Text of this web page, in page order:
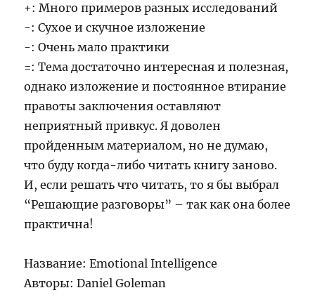
+: Много примеров разных исследований
-: Сухое и скучное изложение
-: Очень мало практики
=: Тема достаточно интересная и полезная,
однако изложение и постоянное втирание
правоты заключения оставляют
неприятный привкус. Я доволен
пройденным материалом, но не думаю,
что буду когда-либо читать книгу заново.
И, если решать что читать, то я бы выбрал
“Решающие разговоры” – так как она более
практична!
Название: Emotional Intelligence
Авторы: Daniel Goleman